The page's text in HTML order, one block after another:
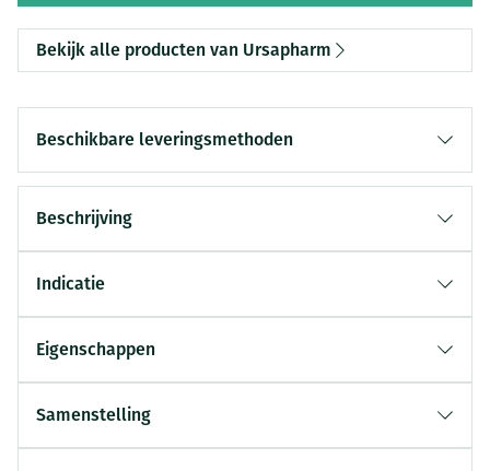
Bekijk alle producten van Ursapharm
Beschikbare leveringsmethoden
Beschrijving
Indicatie
Eigenschappen
Samenstelling